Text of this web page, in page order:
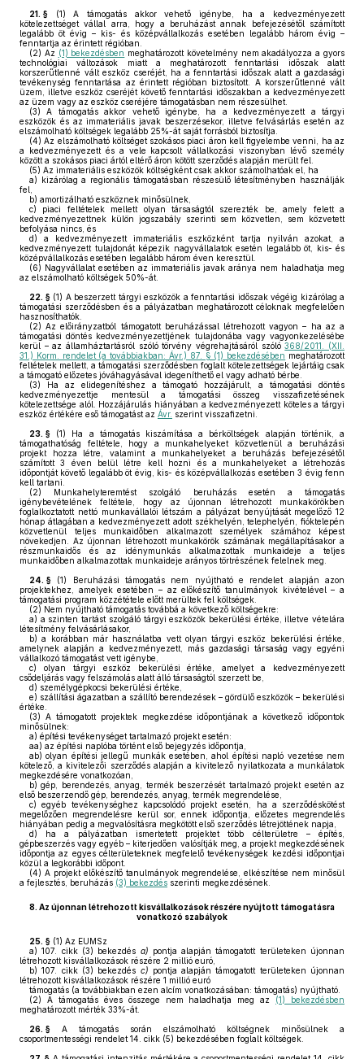
21. § (1) A támogatás akkor vehető igénybe, ha a kedvezményezett
kötelezettséget vállal arra, hogy a beruházást annak befejezésétől számított
legalább öt évig – kis- és középvállalkozás esetében legalább három évig –
fenntartja az érintett régióban.
(2) Az (1) bekezdésben meghatározott követelmény nem akadályozza a gyors
technológiai változások miatt a meghatározott fenntartási időszak alatt
korszerűtlenné vált eszköz cseréjét, ha a fenntartási időszak alatt a gazdasági
tevékenység fenntartása az érintett régióban biztosított. A korszerűtlenné vált
üzem, illetve eszköz cseréjét követő fenntartási időszakban a kedvezményezett
az üzem vagy az eszköz cseréjére támogatásban nem részesülhet.
(3) A támogatás akkor vehető igénybe, ha a kedvezményezett a tárgyi
eszközök és az immateriális javak beszerzésekor, illetve felvásárlás esetén az
elszámolható költségek legalább 25%-át saját forrásból biztosítja.
(4) Az elszámolható költséget szokásos piaci áron kell figyelembe venni, ha az
a kedvezményezett és a vele kapcsolt vállalkozási viszonyban lévő személy
között a szokásos piaci ártól eltérő áron kötött szerződés alapján merült fel.
(5) Az immateriális eszközök költségként csak akkor számolhatóak el, ha
a) kizárólag a regionális támogatásban részesülő létesítményben használják
fel,
b) amortizálható eszköznek minősülnek,
c) piaci feltételek mellett olyan társaságtól szerezték be, amely felett a
kedvezményezettnek külön jogszabály szerinti sem közvetlen, sem közvetett
befolyása nincs, és
d) a kedvezményezett immateriális eszközként tartja nyilván azokat, a
kedvezményezett tulajdonát képezik nagyvállalatok esetén legalább öt, kis- és
középvállalkozás esetében legalább három éven keresztül.
(6) Nagyvállalat esetében az immateriális javak aránya nem haladhatja meg
az elszámolható költségek 50%-át.
22. § (1) A beszerzett tárgyi eszközök a fenntartási időszak végéig kizárólag a
támogatási szerződésben és a pályázatban meghatározott céloknak megfelelően
hasznosíthatók.
(2) Az előirányzatból támogatott beruházással létrehozott vagyon – ha az a
támogatási döntés kedvezményezettjének tulajdonába vagy vagyonkezelésébe
kerül – az államháztartásról szóló törvény végrehajtásáról szóló368/2011. (XII.
31.) Korm. rendelet (a továbbiakban: Ávr.) 87. § (1) bekezdésében meghatározott
feltételek mellett, a támogatási szerződésben foglalt kötelezettségek lejártáig csak
a támogató előzetes jóváhagyásával idegeníthető el vagy adható bérbe.
(3) Ha az elidegenítéshez a támogató hozzájárult, a támogatási döntés
kedvezményezettje mentesül a támogatási összeg visszafizetésének
kötelezettsége alól. Hozzájárulás hiányában a kedvezményezett köteles a tárgyi
eszköz értékére eső támogatást az Ávr. szerint visszafizetni.
23. § (1)
Ha a támogatás kiszámítása a bérköltségek alapján történik, a
támogathatóság feltétele, hogy a munkahelyeket közvetlenül a beruházási
projekt hozza létre, valamint a munkahelyeket a beruházás befejezésétől
számított 3 éven belül létre kell hozni és a munkahelyeket a létrehozás
időpontját követő legalább öt évig, kis- és középvállalkozás esetében 3 évig fenn
kell tartani.
(2) Munkahelyteremtést szolgáló beruházás esetén a támogatás
igénybevételének feltétele, hogy az újonnan létrehozott munkakörökben
foglalkoztatott nettó munkavállalói létszám a pályázat benyújtását megelőző 12
hónap átlagában a kedvezményezett adott székhelyén, telephelyén, fióktelepén
közvetlenül teljes munkaidőben alkalmazott személyek számához képest
növekedjen. Az újonnan létrehozott munkakörök számának megállapításakor a
részmunkaidős és az idénymunkás alkalmazottak munkaideje a teljes
munkaidőben alkalmazottak munkaideje arányos törtrészének felelnek meg.
24. § (1)
Beruházási támogatás nem nyújtható e rendelet alapján azon
projektekhez, amelyek esetében – az előkészítő tanulmányok kivételével – a
támogatási program közzététele előtt merültek fel költségek.
(2) Nem nyújtható támogatás továbbá a következő költségekre:
a) a szinten tartást szolgáló tárgyi eszközök bekerülési értéke, illetve vételára
létesítmény felvásárlásakor,
b) a korábban már használatba vett olyan tárgyi eszköz bekerülési értéke,
amelynek alapján a kedvezményezett, más gazdasági társaság vagy egyéni
vállalkozó támogatást vett igénybe,
c) olyan tárgyi eszköz bekerülési értéke, amelyet a kedvezményezett
csődeljárás vagy felszámolás alatt álló társaságtól szerzett be,
d) személygépkocsi bekerülési értéke,
e) szállítási ágazatban a szállító berendezések – gördülő eszközök – bekerülési
értéke.
(3) A támogatott projektek megkezdése időpontjának a következő időpontok
minősülnek:
a) építési tevékenységet tartalmazó projekt esetén:
aa) az építési naplóba történt első bejegyzés időpontja,
ab) olyan építési jellegű munkák esetében, ahol építési napló vezetése nem
kötelező, a kivitelezői szerződés alapján a kivitelező nyilatkozata a munkálatok
megkezdésére vonatkozóan,
b) gép, berendezés, anyag, termék beszerzését tartalmazó projekt esetén az
első beszerzendő gép, berendezés, anyag, termék megrendelése,
c) egyéb tevékenységhez kapcsolódó projekt esetén, ha a szerződéskötést
megelőzően megrendelésre kerül sor, ennek időpontja, előzetes megrendelés
hiányában pedig a megvalósításra megkötött első szerződés létrejöttének napja,
d) ha a pályázatban ismertetett projektet több célterületre – építés,
gépbeszerzés vagy egyéb – kiterjedően valósítják meg, a projekt megkezdésének
időpontja az egyes célterületeknek megfelelő tevékenységek kezdési időpontjai
közül a legkorábbi időpont.
(4) A projekt előkészítő tanulmányok megrendelése, elkészítése nem minősül
a fejlesztés, beruházás (3) bekezdés szerinti megkezdésének.
8. Az újonnan létrehozott kisvállalkozások részére nyújtott támogatásra
vonatkozó szabályok
25. § (1) Az EUMSz
a) 107. cikk (3) bekezdés a) pontja alapján támogatott területeken újonnan
létrehozott kisvállalkozások részére 2 millió euró,
b) 107. cikk (3) bekezdés c) pontja alapján támogatott területeken újonnan
létrehozott kisvállalkozások részére 1 millió euró
támogatás (a továbbiakban ezen alcím vonatkozásában: támogatás) nyújtható.
(2) A támogatás éves összege nem haladhatja meg az (1) bekezdésben
meghatározott mérték 33%-át.
26. § A támogatás során elszámolható költségnek minősülnek a
csoportmentességi rendelet 14. cikk (5) bekezdésében foglalt költségek.